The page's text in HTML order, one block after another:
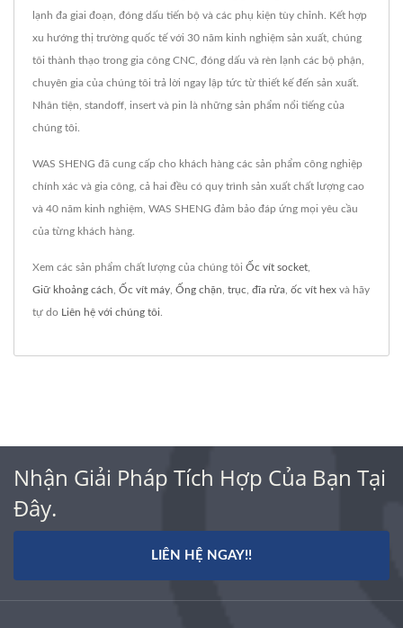
lạnh đa giai đoạn, đóng dấu tiến bộ và các phụ kiện tùy chỉnh. Kết hợp
xu hướng thị trường quốc tế với 30 năm kinh nghiệm sản xuất, chúng
tôi thành thạo trong gia công CNC, đóng dấu và rèn lạnh các bộ phận,
chuyên gia của chúng tôi trả lời ngay lập tức từ thiết kế đến sản xuất.
Nhân tiện, standoff, insert và pin là những sản phẩm nổi tiếng của
chúng tôi.
WAS SHENG đã cung cấp cho khách hàng các sản phẩm công nghiệp
chính xác và gia công, cả hai đều có quy trình sản xuất chất lượng cao
và 40 năm kinh nghiệm, WAS SHENG đảm bảo đáp ứng mọi yêu cầu
của từng khách hàng.
Xem các sản phẩm chất lượng của chúng tôi Ốc vít socket
Giữ khoảng cách Ốc vít máy Ống chặn trục đĩa rửa ốc vít hex và hãy
tự do Liên hệ với chúng tôi
Nhận Giải Pháp Tích Hợp Của Bạn Tại
Đây.
LIÊN HỆ NGAY!!